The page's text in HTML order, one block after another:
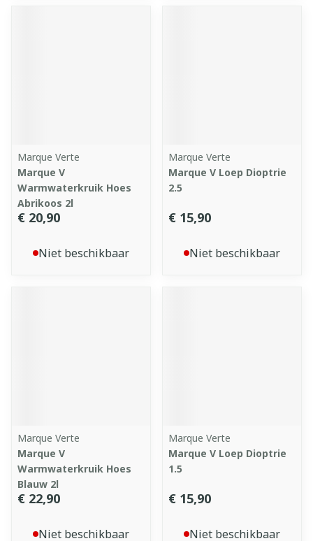
Marque Verte
Marque V
Warmwaterkruik Hoes
Abrikoos 2l
€ 20,90
Niet beschikbaar
Marque Verte
Marque V Loep Dioptrie
2.5
€ 15,90
Niet beschikbaar
Marque Verte
Marque V
Warmwaterkruik Hoes
Blauw 2l
€ 22,90
Niet beschikbaar
Marque Verte
Marque V Loep Dioptrie
1.5
€ 15,90
Niet beschikbaar